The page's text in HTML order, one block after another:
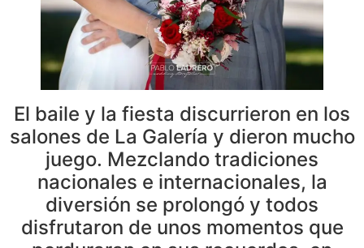
El baile y la fiesta discurrieron en los
salones de La Galería y dieron mucho
juego. Mezclando tradiciones
nacionales e internacionales, la
diversión se prolongó y todos
disfrutaron de unos momentos que